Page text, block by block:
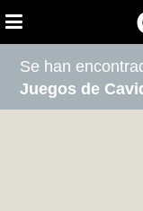
Se han
Juegos de